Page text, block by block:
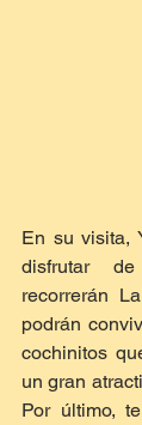
En su visita,
disfrutar
recorrerán
podrán
cochinitos
un gran
Por último,